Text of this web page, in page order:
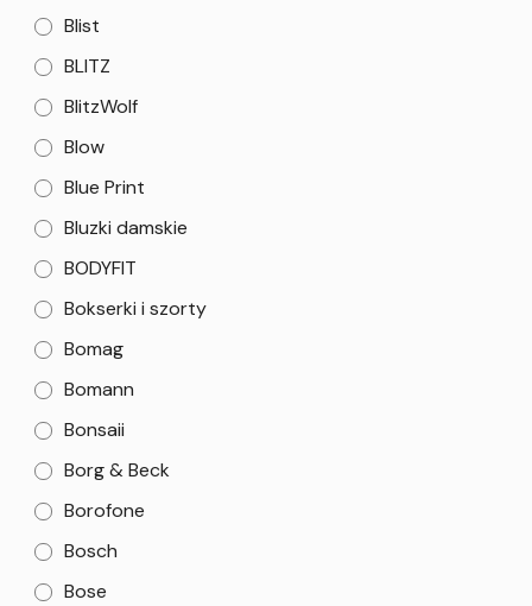
Blist
BLITZ
BlitzWolf
Blow
Blue Print
Bluzki damskie
BODYFIT
Bokserki i szorty
Bomag
Bomann
Bonsaii
Borg & Beck
Borofone
Bosch
Bose